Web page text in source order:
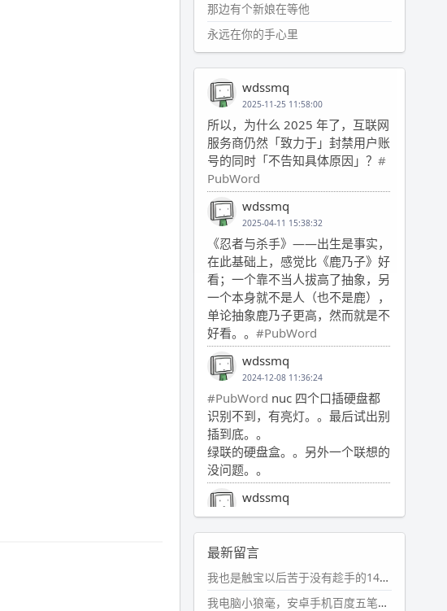
那边有个新娘在等他
永远在你的手心里
wdssmq
2025-11-25 11:58:00
所以，为什么 2025 年了，互联网
服务商仍然「致力于」封禁用户账
号的同时「不告知具体原因」？ #
PubWord
wdssmq
2025-04-11 15:38:32
《忍者与杀手》——出生是事实，
在此基础上，感觉比《鹿乃子》好
看；一个靠不当人拔高了抽象，另
一个本身就不是人（也不是鹿），
单论抽象鹿乃子更高，然而就是不
好看。。 #PubWord
wdssmq
2024-12-08 11:36:24
#PubWord nuc 四个口插硬盘都
识别不到，有亮灯。。最后试出别
插到底。。
绿联的硬盘盒。。另外一个联想的
没问题。。
wdssmq
2024-11-19 17:31:51
#PubWord近期观影记录：超级
马里奥，死侍与金刚狼。。
wdssmq
2024-10-08 10:12:25
最新留言
我也是触宝以后苦于没有趁手的14键五笔键盘久矣上面那位兄台用的百度双键点划布局我也用过很久，那个皮肤做得很粗糙，个别键位的触发区域是错位的，快速打字时很容易出错，修改它的皮肤文件校正后勉强能用，但早年出的皮肤分辨率太低，实在谈不上美观。百度小米定制版的商店里有一个"小黑板"皮肤还不错(百度官方输入法商店里没有)，但那个风格我不喜欢这两天找到了一个叫"森林集"的公众号，开发了海量的皮肤，很多都有14键版本，付费但很便宜，几块钱，终于有自己满意的输入法了搜了一下，这个工作室还是百度的官方合作伙伴，不知道为什么14键作品都不在官方商店上架，难道是百度官方在刻意放弃14键？
我电脑小狼毫，安卓手机百度五笔，皮肤用的双键点划，挺好的。